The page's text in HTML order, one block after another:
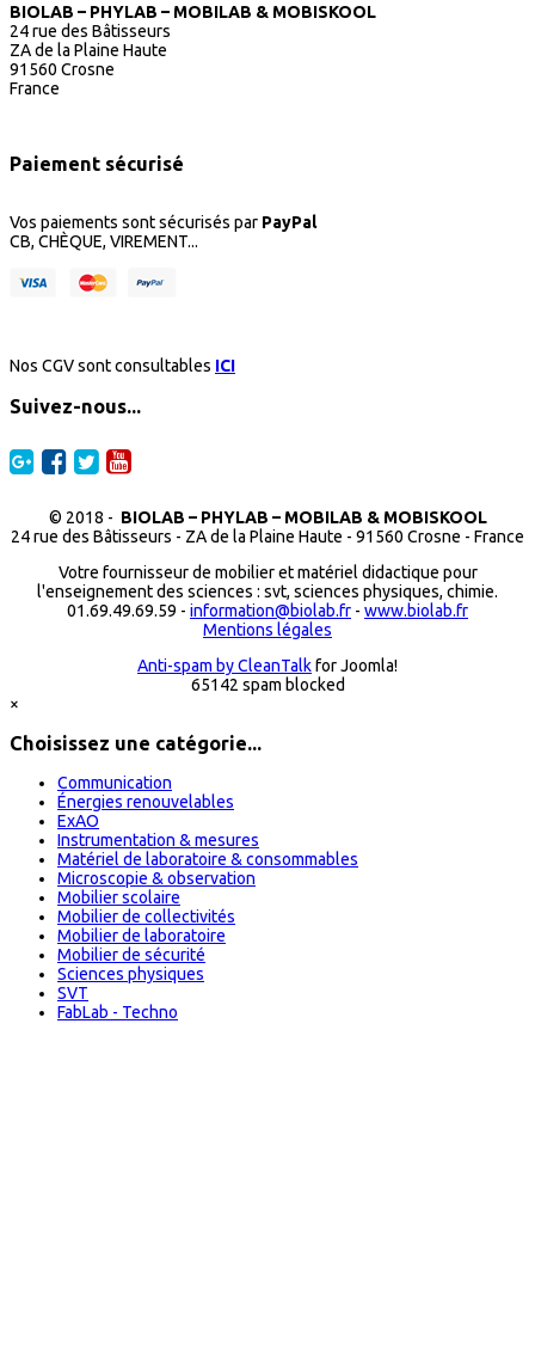
BIOLAB – PHYLAB – MOBILAB & MOBISKOOL
24 rue des Bâtisseurs
ZA de la Plaine Haute
91560 Crosne
France
Paiement sécurisé
Vos paiements sont sécurisés par PayPal
CB, CHÈQUE, VIREMENT...
Nos CGV sont consultables ICI
Suivez-nous...
© 2018 - BIOLAB – PHYLAB – MOBILAB & MOBISKOOL
24 rue des Bâtisseurs - ZA de la Plaine Haute - 91560 Crosne - France
Votre fournisseur de mobilier et matériel didactique pour
l'enseignement des sciences : svt, sciences physiques, chimie.
01.69.49.69.59 - information@biolab.fr - www.biolab.fr
Mentions légales
Anti-spam by CleanTalkfor Joomla!
65142 spam blocked
×
Choisissez une catégorie...
Communication
Énergies renouvelables
ExAO
Instrumentation & mesures
Matériel de laboratoire & consommables
Microscopie & observation
Mobilier scolaire
Mobilier de collectivités
Mobilier de laboratoire
Mobilier de sécurité
Sciences physiques
SVT
FabLab - Techno